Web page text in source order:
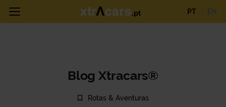
PT
Blog Xtracars®
Rotas & Aventuras